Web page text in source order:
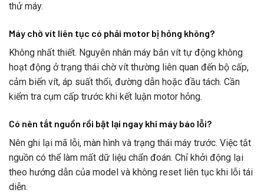
thử máy.
Máy chờ vít liên tục có phải motor bị hỏng không?
Không nhất thiết. Nguyên nhân máy bắn vít tự động không
hoạt động ở trạng thái chờ vít thường liên quan đến bộ cấp,
cảm biến vít, áp suất thổi, đường dẫn hoặc đầu tách. Cần
kiểm tra cụm cấp trước khi kết luận motor hỏng.
Có nên tắt nguồn rồi bật lại ngay khi máy báo lỗi?
Nên ghi lại mã lỗi, màn hình và trạng thái máy trước. Việc tắt
nguồn có thể làm mất dữ liệu chẩn đoán. Chỉ khởi động lại
theo hướng dẫn của model và không reset liên tục khi lỗi tái
diễn.